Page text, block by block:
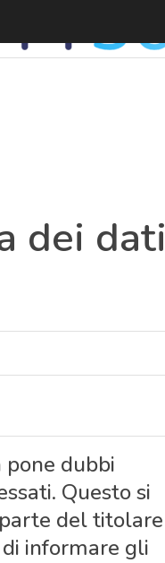
dei dati
pone dubbi
Questo si
del titolare
informare gli